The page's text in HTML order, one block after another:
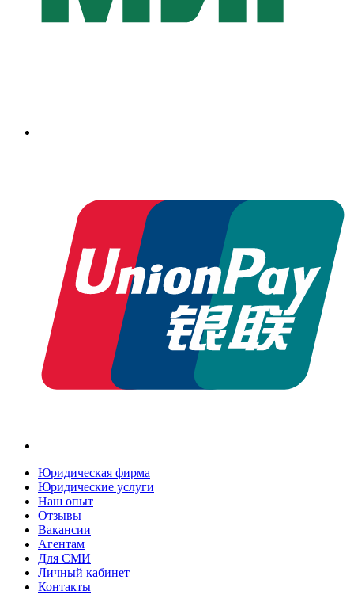
Юридическая фирма
Юридические услуги
Наш опыт
Отзывы
Вакансии
Агентам
Для СМИ
Личный кабинет
Контакты